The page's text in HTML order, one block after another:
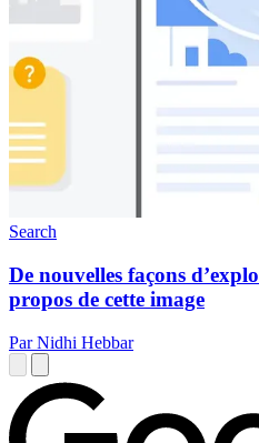
Search
De nouvelles façons
propos de cette image
Par Nidhi Hebbar